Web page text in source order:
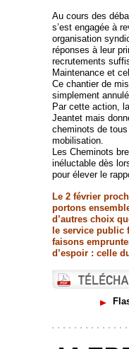
Au cours des
s’est engagée à
organisation
réponses à leur
recrutements
Maintenance et
Ce chantier de
simplement
Par cette action,
Jeantet mais
cheminots de
mobilisation.
Les Cheminots
inéluctable dès
pour élever le
Le 2 février
portons
d’autres choix
le service public
faisons
d’espoir : celle